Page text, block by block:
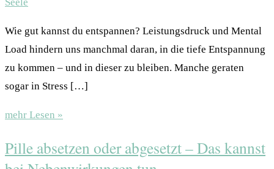
Wie gut kannst du entspannen? Leistungsdruck und Mental
Load hindern uns manchmal daran, in die tiefe Entspannung
zu kommen – und in dieser zu bleiben. Manche geraten
sogar in Stress […]
mehr Lesen »
Pille absetzen oder abgesetzt – Das kannst